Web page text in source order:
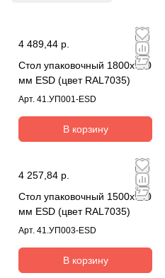
4 489,44 р.
Стол упаковочный 1800х900
мм ESD (цвет RAL7035)
Арт. 41.УП001-ESD
В корзину
4 257,84 р.
Стол упаковочный 1500х900
мм ESD (цвет RAL7035)
Арт. 41.УП003-ESD
В корзину